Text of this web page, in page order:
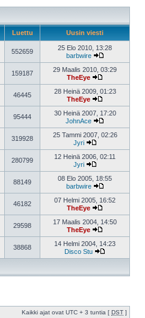
Luettu Uusin viesti
552659
25 Elo 2010, 13:28
barbwire
159187
29 Maalis 2010, 03:29
TheEye
46445
28 Heinä 2009, 01:23
TheEye
95444
30 Heinä 2007, 17:20
JohnAce
319928
25 Tammi 2007, 02:26
Jyri
280799
12 Heinä 2006, 02:11
Jyri
88149
08 Elo 2005, 18:55
barbwire
46182
07 Helmi 2005, 16:52
TheEye
29598
17 Maalis 2004, 14:50
TheEye
38868
14 Helmi 2004, 14:23
Disco Stu
Kaikki ajat ovat UTC + 3 tuntia [ DST ]